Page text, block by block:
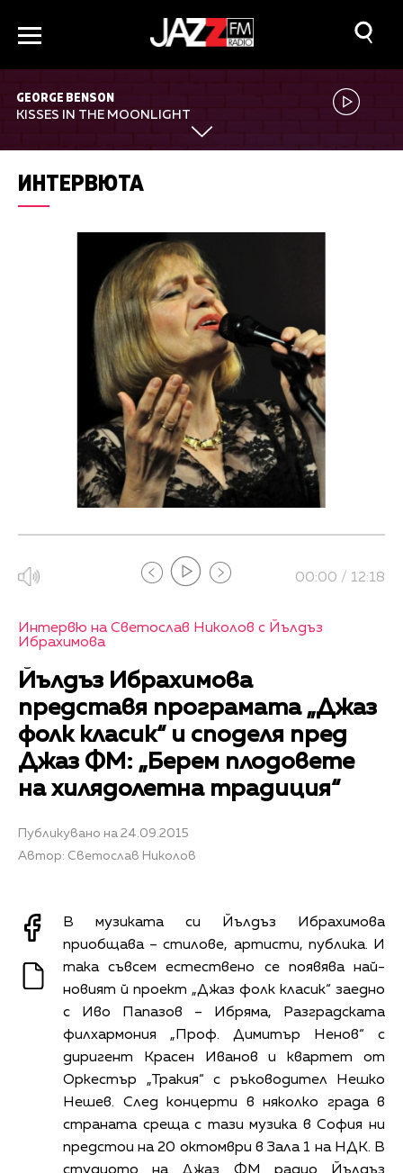
GEORGE BENSON
KISSES IN THE MOONLIGHT
ИНТЕРВЮТА
00:00 / 12:18
Интервю на Светослав Николов с Йълдъз
Ибрахимова
Йълдъз Ибрахимова
представя програмата „Джаз
фолк класик“ и споделя пред
Джаз ФМ: „Берем плодовете
на хилядолетна традиция“
Публикувано на 24.09.2015
Автор: Светослав Николов
В музиката си Йълдъз Ибрахимова
приобщава – стилове, артисти, публика. И
така съвсем естествено се появява най-
новият й проект „Джаз фолк класик“ заедно
с Иво Папазов – Ибряма, Разградската
филхармония „Проф. Димитър Ненов“ с
диригент Красен Иванов и квартет от
Оркестър „Тракия“ с ръководител Нешко
Нешев. След концерти в няколко града в
страната среща с тази музика в София ни
предстои на 20 октомври в Зала 1 на НДК. В
студиото на Джаз ФМ радио Йълдъз